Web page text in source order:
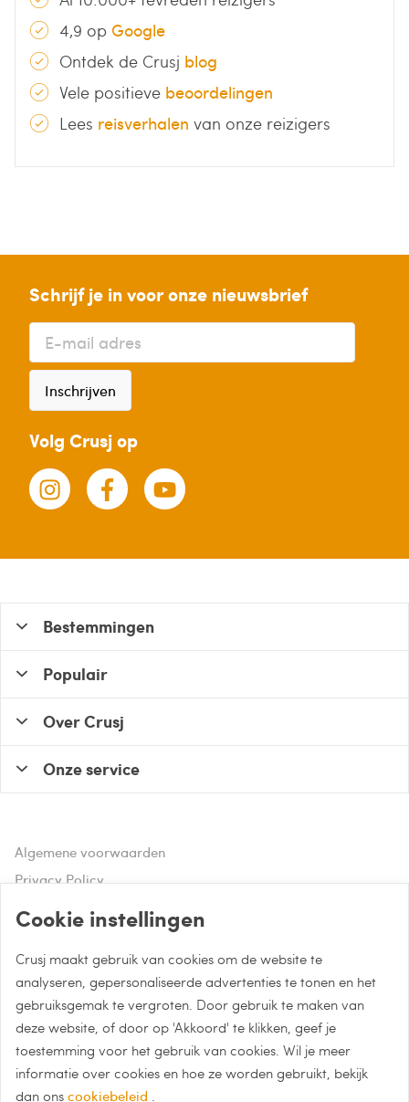
4,9 op Google
Ontdek de Crusj blog
Vele positieve beoordelingen
Lees reisverhalen van onze reizigers
Schrijf je in voor onze nieuwsbrief
Inschrijven
Volg Crusj op
Hulp of advies nodig?
Bel naar 085 - 0043 015
Whatsapp met Crusj
info@crusj.com
Bestemmingen
Populair
Over Crusj
Onze service
Algemene voorwaarden
Privacy Policy
Cookie instellingen
Crusj maakt gebruik van cookies om de website te
analyseren, gepersonaliseerde advertenties te tonen en het
gebruiksgemak te vergroten. Door gebruik te maken van
deze website, of door op 'Akkoord' te klikken, geef je
toestemming voor het gebruik van cookies. Wil je meer
informatie over cookies en hoe ze worden gebruikt, bekijk
dan ons cookiebeleid .